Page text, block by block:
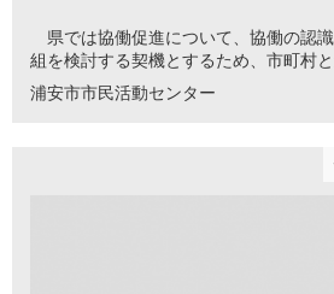
県では協働促進について、協働の認
組を検討する契機とするため、市町村と
浦安市市民活動センター